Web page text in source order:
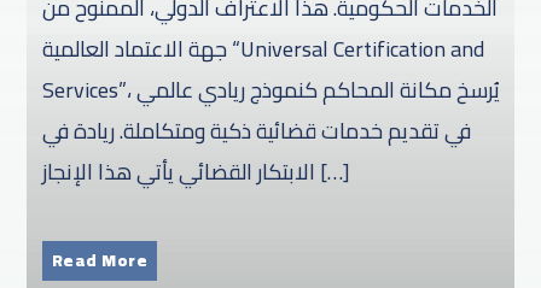
جهة الاعتماد العالمية “Universal Certification and
Services”، يُرسخ مكانة المحاكم كنموذج ريادي عالمي
في تقديم خدمات قضائية ذكية ومتكاملة. ريادة في
الابتكار القضائي يأتي هذا الإنجاز […]
Read More